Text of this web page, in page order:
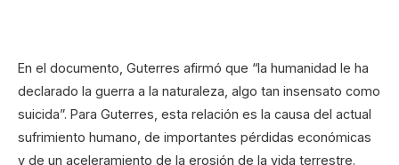
En el documento, Guterres afirmó que “la humanidad le ha
declarado la guerra a la naturaleza, algo tan insensato como
suicida”. Para Guterres, esta relación es la causa del actual
sufrimiento humano, de importantes pérdidas económicas
y de un aceleramiento de la erosión de la vida terrestre.